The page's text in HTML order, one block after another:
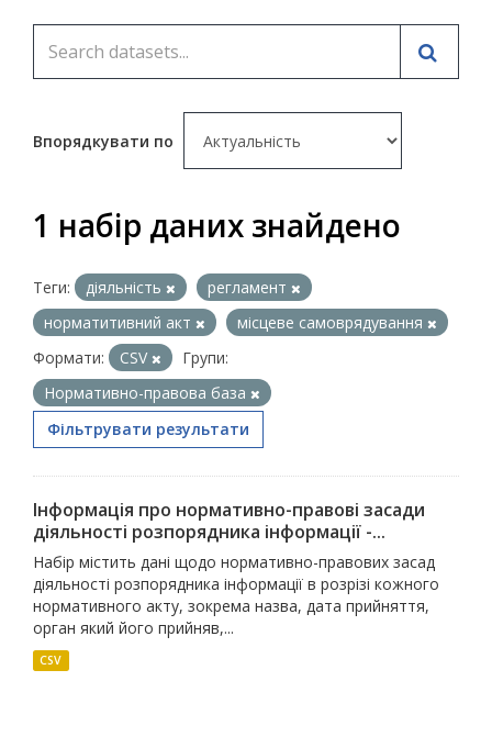
Впорядкувати по
1 набір даних знайдено
Теги: діяльність
регламент
норматитивний акт
місцеве самоврядування
Формати:
CSV
Групи:
Нормативно-правова база
Фільтрувати результати
Інформація про нормативно-правові засади
діяльності розпорядника інформації -...
Набір містить дані щодо нормативно-правових засад
діяльності розпорядника інформації в розрізі кожного
нормативного акту, зокрема назва, дата прийняття,
орган який його прийняв,...
CSV